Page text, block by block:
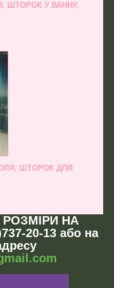
ШТОРОК У ВАННУ,
ШТОРОК ДЛЯ
НА
20-13 або на